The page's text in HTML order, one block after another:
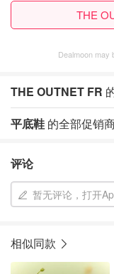
THE
Dealmoon may
THE OUTNET FR
平底鞋 的全部促销
评论
暂无评论，打开
相似同款